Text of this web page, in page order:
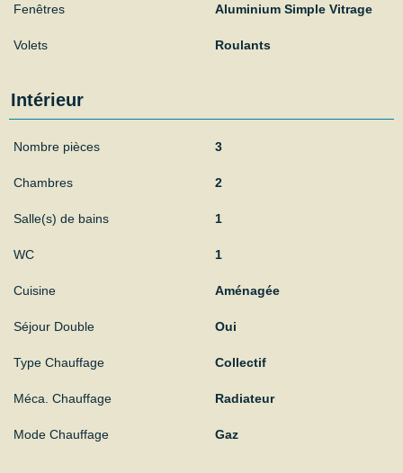
Fenêtres Aluminium Simple Vitrage
Volets Roulants
Intérieur
Nombre pièces 3
Chambres 2
Salle(s) de bains 1
WC 1
Cuisine Aménagée
Séjour Double Oui
Type Chauffage Collectif
Méca. Chauffage Radiateur
Mode Chauffage Gaz